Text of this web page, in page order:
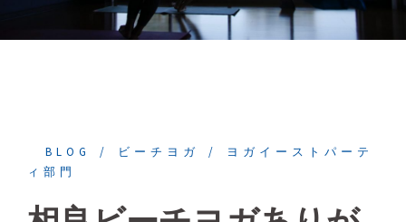
BLOG ビーチヨガ
ヨガイーストパーテ
ィ部門